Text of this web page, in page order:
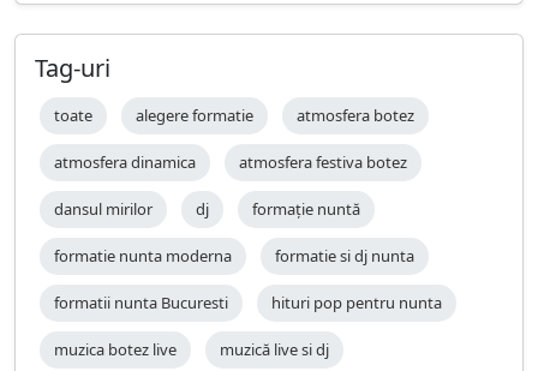
Tag-uri
toate alegere formatie atmosfera botez
atmosfera dinamica atmosfera festiva botez
dansul mirilor dj formație nuntă
formatie nunta moderna formatie si dj nunta
formatii nunta Bucuresti hituri pop pentru nunta
muzica botez live muzică live si dj